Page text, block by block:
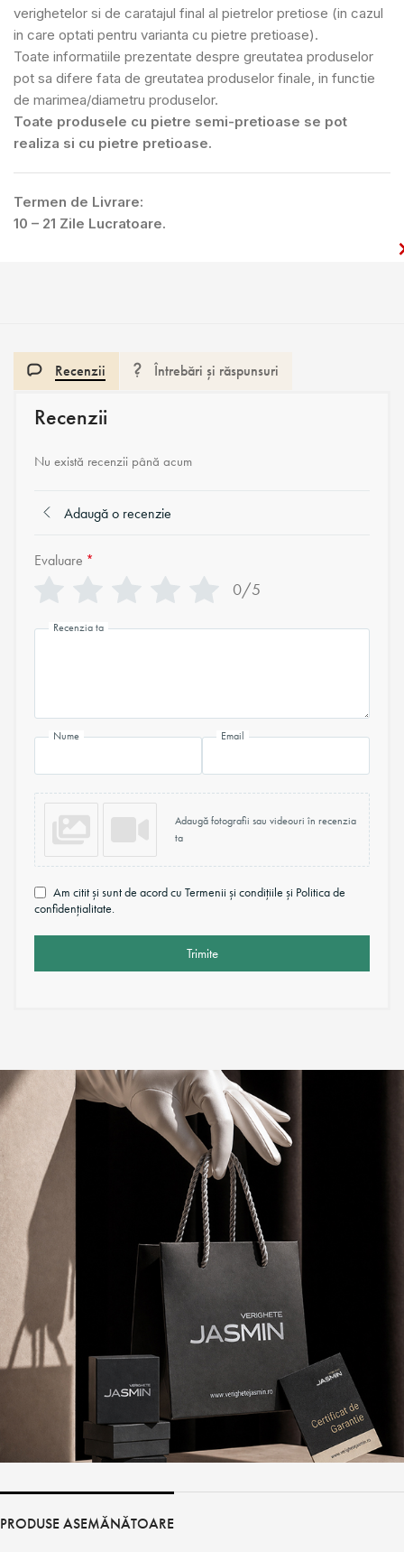
verighetelor si de caratajul final al pietrelor pretiose (in cazul
in care optati pentru varianta cu pietre pretioase).
Toate informatiile prezentate despre greutatea produselor
pot sa difere fata de greutatea produselor finale, in functie
de marimea/diametru produselor.
Toate produsele cu pietre semi-pretioase se pot
realiza si cu pietre pretioase.
Termen de Livrare:
10 – 21 Zile Lucratoare.
Recenzii Întrebări și răspunsuri
Recenzii
Nu există recenzii până acum
Adaugă o recenzie
Evaluare *
0/5
Recenzia ta
Nume Email
Adaugă fotografii sau videouri în recenzia
ta
Am citit și sunt de acord cu Termenii și condițiile și Politica de
confidențialitate.
Trimite
PRODUSE ASEMĂNĂTOARE